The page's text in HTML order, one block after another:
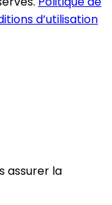
d’utilisation
assurer la